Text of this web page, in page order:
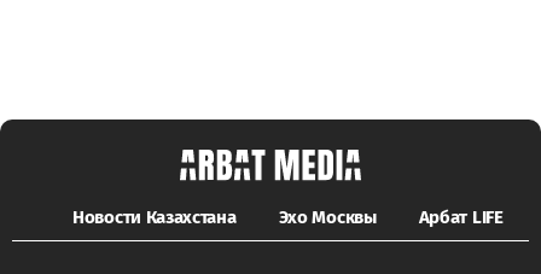
Новости Казахстана Эхо Москвы Арбат LIFE